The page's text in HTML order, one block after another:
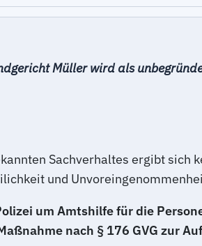
Müller wird als
Sachverhaltes ergibt sich
und
um Amtshilfe für die
nach § 176 GVG zur